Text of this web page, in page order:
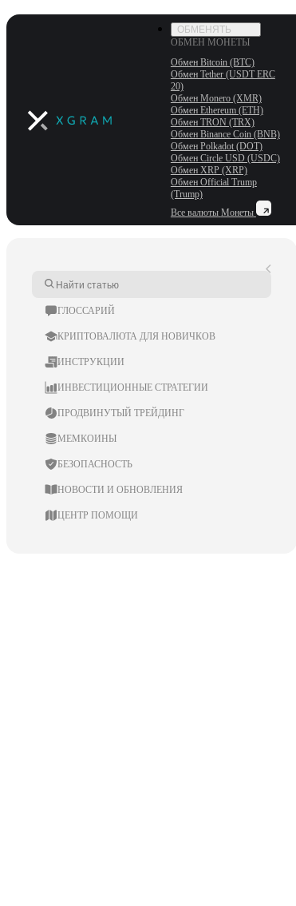
ОБМЕНЯТЬ
ОБМЕН МОНЕТЫ
Обмен Bitcoin (BTC)
Обмен Tether (USDT ERС
20)
Обмен Monero (XMR)
Обмен Ethereum (ETH)
Обмен TRON (TRX)
Обмен Binance Coin (BNB)
Обмен Polkadot (DOT)
Обмен Circle USD (USDC)
Обмен XRP (XRP)
Обмен Official Trump
(Trump)
Все валюты Монеты
ГЛОССАРИЙ
КРИПТОВАЛЮТА ДЛЯ НОВИЧКОВ
ИНСТРУКЦИИ
ИНВЕСТИЦИОННЫЕ СТРАТЕГИИ
ПРОДВИНУТЫЙ ТРЕЙДИНГ
МЕМКОИНЫ
БЕЗОПАСНОСТЬ
НОВОСТИ И ОБНОВЛЕНИЯ
ЦЕНТР ПОМОЩИ